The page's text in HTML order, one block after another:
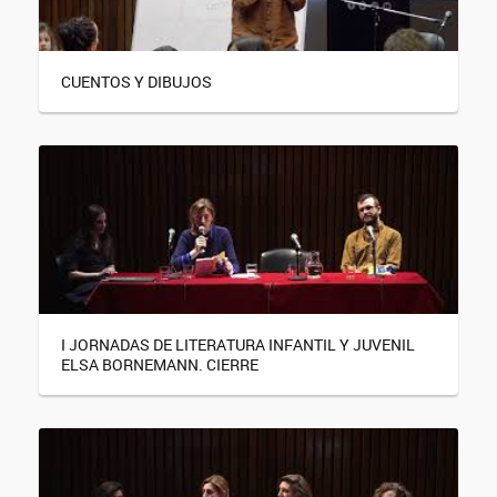
CUENTOS Y DIBUJOS
I JORNADAS DE LITERATURA INFANTIL Y JUVENIL
ELSA BORNEMANN. CIERRE